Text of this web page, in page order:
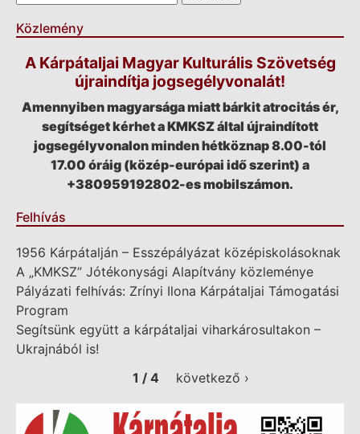
Közlemény
A Kárpátaljai Magyar Kulturális Szövetség
újraindítja jogsegélyvonalát!
Amennyiben magyarsága miatt bárkit atrocitás ér,
segítséget kérhet a KMKSZ által újraindított
jogsegélyvonalon minden hétköznap 8.00-tól
17.00 óráig (közép-európai idő szerint) a
+380959192802-es mobilszámon.
Felhívás
1956 Kárpátalján – Esszépályázat középiskolásoknak
A „KMKSZ” Jótékonysági Alapítvány közleménye
Pályázati felhívás: Zrínyi Ilona Kárpátaljai Támogatási
Program
Segítsünk együtt a kárpátaljai viharkárosultakon –
Ukrajnából is!
1 / 4
következő ›